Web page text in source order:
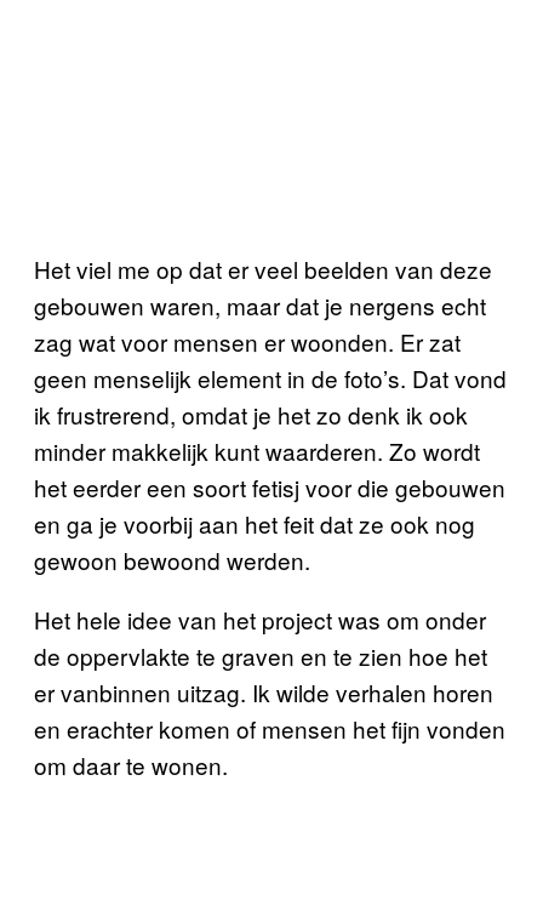
Het viel me op dat er veel beelden van deze
gebouwen waren, maar dat je nergens echt
zag wat voor mensen er woonden. Er zat
geen menselijk element in de foto’s. Dat vond
ik frustrerend, omdat je het zo denk ik ook
minder makkelijk kunt waarderen. Zo wordt
het eerder een soort fetisj voor die gebouwen
en ga je voorbij aan het feit dat ze ook nog
gewoon bewoond werden.
Het hele idee van het project was om onder
de oppervlakte te graven en te zien hoe het
er vanbinnen uitzag. Ik wilde verhalen horen
en erachter komen of mensen het fijn vonden
om daar te wonen.